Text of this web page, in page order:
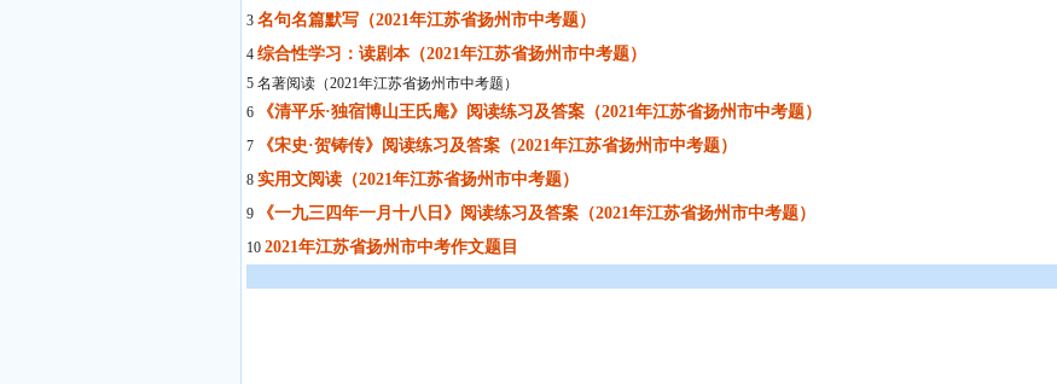
3 名句名篇默写（2021年江苏省扬州市中考题）
4 综合性学习：读剧本（2021年江苏省扬州市中考题）
5 名著阅读（2021年江苏省扬州市中考题）
6
《清平乐·独宿博山王氏庵》阅读练习及答案（2021年江苏省扬州市中考题）
7 《宋史·贺铸传》阅读练习及答案（2021年江苏省扬州市中考题）
8 实用文阅读（2021年江苏省扬州市中考题）
9 《一九三四年一月十八日》阅读练习及答案（2021年江苏省扬州市中考题）
10 2021年江苏省扬州市中考作文题目